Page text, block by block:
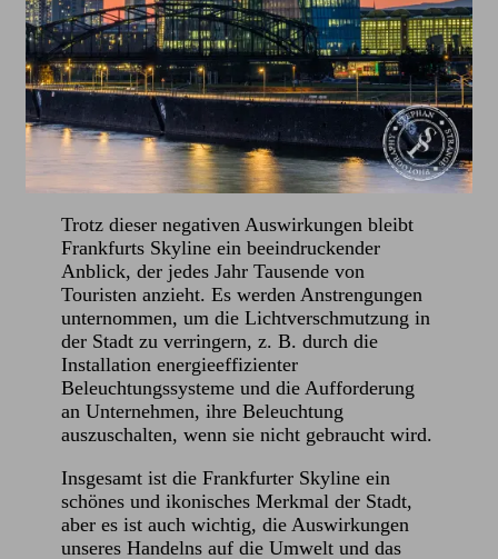
Trotz dieser negativen Auswirkungen bleibt
Frankfurts Skyline ein beeindruckender
Anblick, der jedes Jahr Tausende von
Touristen anzieht. Es werden Anstrengungen
unternommen, um die Lichtverschmutzung in
der Stadt zu verringern, z. B. durch die
Installation energieeffizienter
Beleuchtungssysteme und die Aufforderung
an Unternehmen, ihre Beleuchtung
auszuschalten, wenn sie nicht gebraucht wird.
Insgesamt ist die Frankfurter Skyline ein
schönes und ikonisches Merkmal der Stadt,
aber es ist auch wichtig, die Auswirkungen
unseres Handelns auf die Umwelt und das